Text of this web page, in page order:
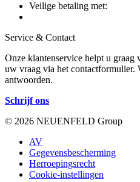
Veilige betaling met:
Service & Contact
Onze klantenservice helpt u graag
uw vraag via het contactformulier.
antwoorden.
Schrijf ons
© 2026 NEUENFELD Group
AV
Gegevensbescherming
Herroepingsrecht
Cookie-instellingen